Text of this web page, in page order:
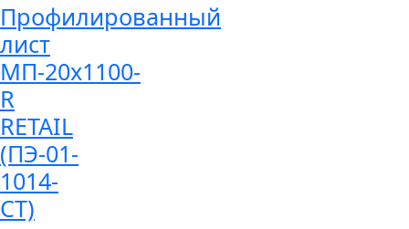
Профилированный
лист
МП-20x1100-
R
RETAIL
(ПЭ-01-
1014-
СТ)